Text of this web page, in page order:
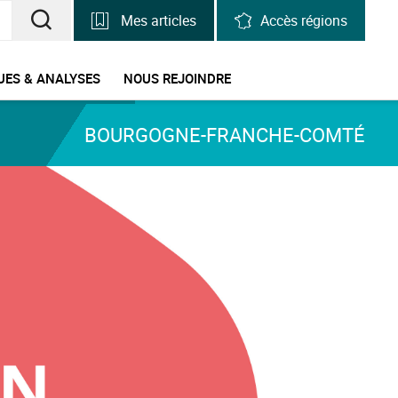
UNE
INFORMATION,
UNE
STATISTIQUE
Mes articles Accès régions
& ANALYSES NOUS REJOINDRE
BOURGOGNE-FRANCHE-COMTÉ